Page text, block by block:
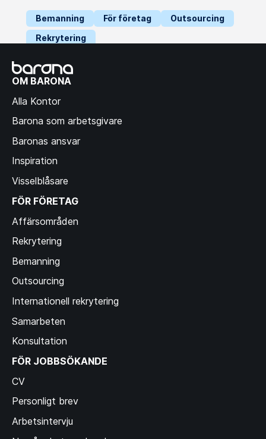
Bemanning För företag
Outsourcing
Rekrytering
så stärker social
hållbarhet din
leverantörskedja
OM BARONA
Alla Kontor
Barona som arbetsgivare
Baronas ansvar
Inspiration
Visselblåsare
FÖR FÖRETAG
Affärsområden
Rekrytering
Bemanning
Outsourcing
Internationell rekrytering
Samarbeten
Konsultation
FÖR JOBBSÖKANDE
CV
Personligt brev
Arbetsintervju